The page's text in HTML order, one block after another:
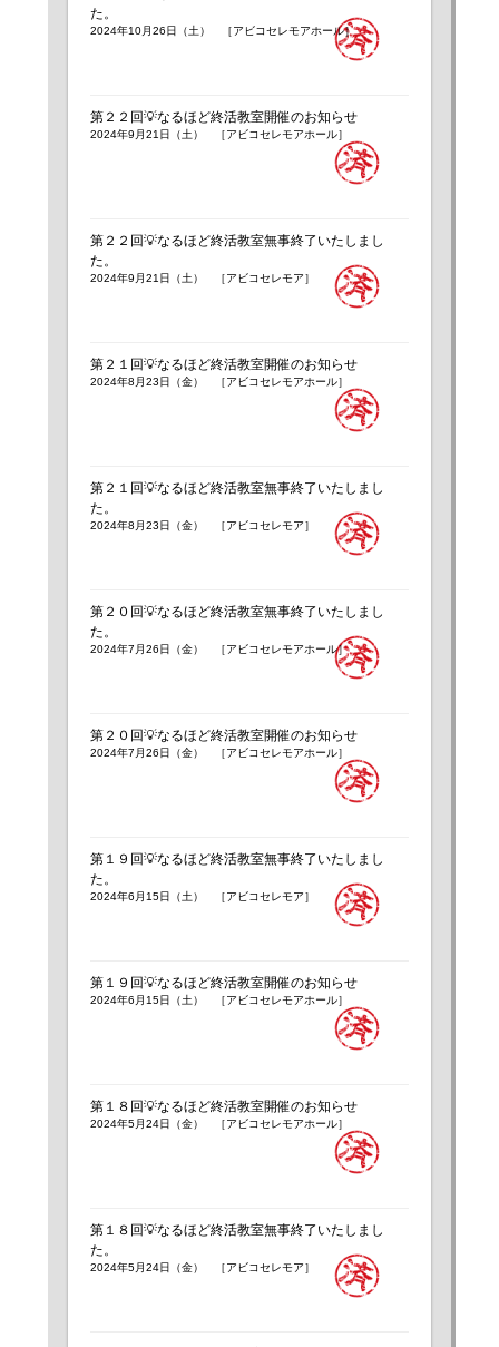
た。
2024年10月26日（土） ［アビコセレモアホール］
第２２回💡なるほど終活教室開催のお知らせ
2024年9月21日（土） ［アビコセレモアホール］
第２２回💡なるほど終活教室無事終了いたしまし
た。
2024年9月21日（土） ［アビコセレモア］
第２１回💡なるほど終活教室開催のお知らせ
2024年8月23日（金） ［アビコセレモアホール］
第２１回💡なるほど終活教室無事終了いたしまし
た。
2024年8月23日（金） ［アビコセレモア］
第２０回💡なるほど終活教室無事終了いたしまし
た。
2024年7月26日（金） ［アビコセレモアホール］
第２０回💡なるほど終活教室開催のお知らせ
2024年7月26日（金） ［アビコセレモアホール］
第１９回💡なるほど終活教室無事終了いたしまし
た。
2024年6月15日（土） ［アビコセレモア］
第１９回💡なるほど終活教室開催のお知らせ
2024年6月15日（土） ［アビコセレモアホール］
第１８回💡なるほど終活教室開催のお知らせ
2024年5月24日（金） ［アビコセレモアホール］
第１８回💡なるほど終活教室無事終了いたしまし
た。
2024年5月24日（金） ［アビコセレモア］